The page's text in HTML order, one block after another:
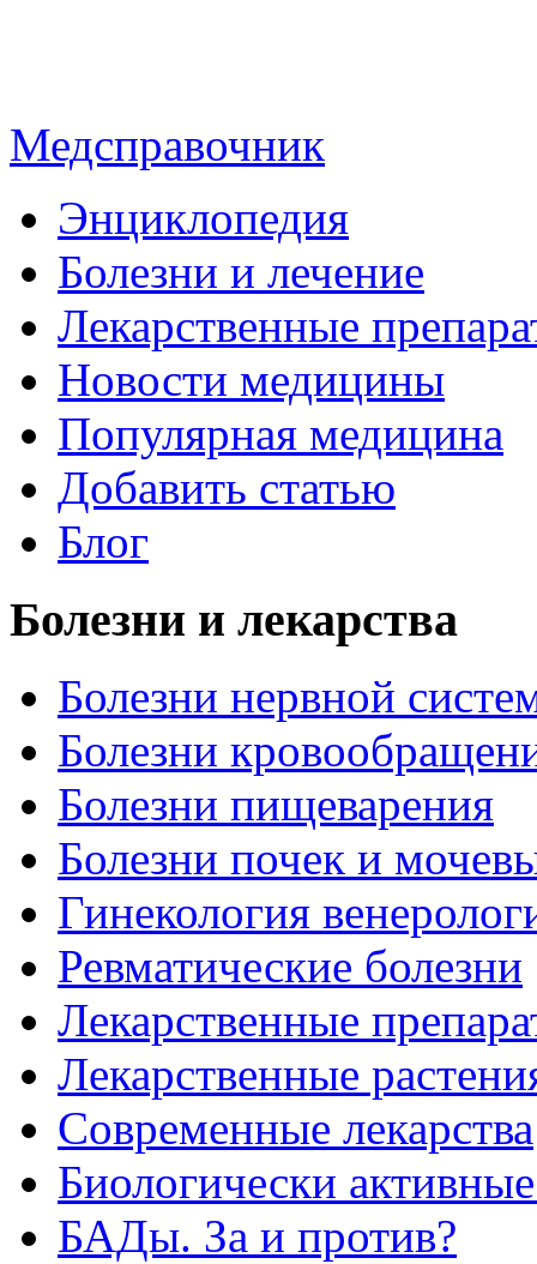
Медсправочник
Энциклопедия
Болезни и лечение
Лекарственные
Новости медицины
Популярная медицина
Добавить статью
Блог
Болезни и лекарства
Болезни нервной
Болезни
Болезни пищеварения
Болезни почек и
Гинекология
Ревматические болезни
Лекарственные
Лекарственные
Современные лекарства
Биологически
БАДы. За и против?